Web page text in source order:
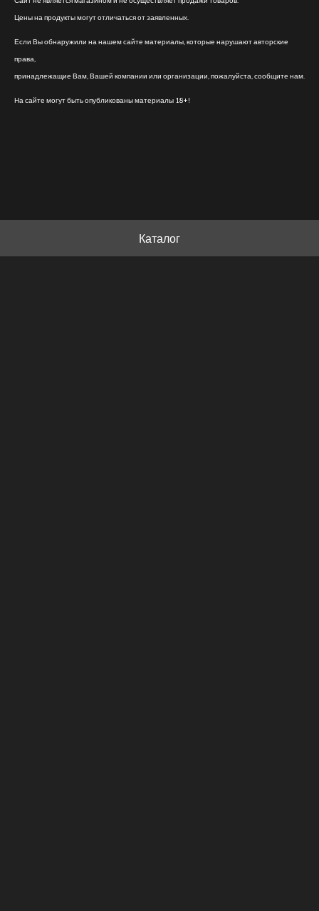
Цены на продукты могут отличаться от заявленных.
Если Вы обнаружили на нашем сайте материалы, которые нарушают авторские
права,
принадлежащие Вам, Вашей компании или организации, пожалуйста, сообщите нам.
На сайте могут быть опубликованы материалы 18+!
Каталог